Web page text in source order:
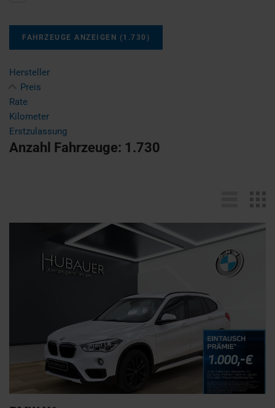
FAHRZEUGE ANZEIGEN (1.730 )
Hersteller
Preis
Rate
Kilometer
Erstzulassung
Anzahl Fahrzeuge: 1.730